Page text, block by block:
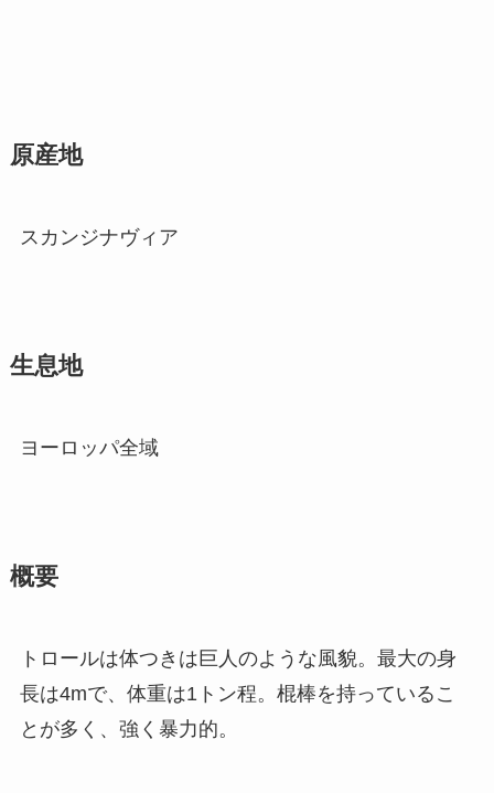
原産地
スカンジナヴィア
生息地
ヨーロッパ全域
概要
トロールは体つきは巨人のような風貌。最大の身
長は4mで、体重は1トン程。棍棒を持っているこ
とが多く、強く暴力的。